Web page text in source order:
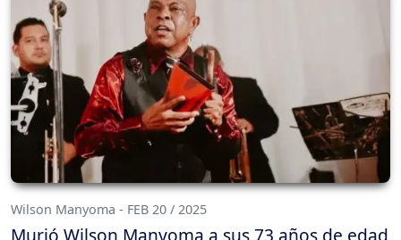
Wilson Manyoma - FEB 20 / 2025
Murió Wilson Manyoma a sus 73 años de edad